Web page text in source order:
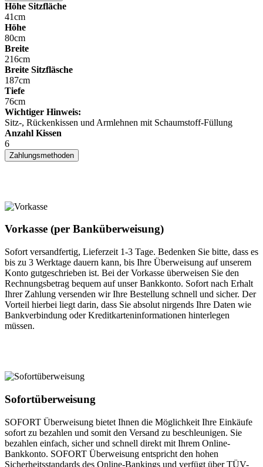
Höhe Sitzfläche
41cm
Höhe
80cm
Breite
216cm
Breite Sitzfläsche
187cm
Tiefe
76cm
Wichtiger Hinweis:
Sitz-, Rückenkissen und Armlehnen mit Schaumstoff-Füllung
Anzahl Kissen
6
Zahlungsmethoden
Vorkasse (per Banküberweisung)
Sofort versandfertig, Lieferzeit 1-3 Tage. Bedenken Sie bitte, dass es
bis zu 3 Werktage dauern kann, bis Ihre Überweisung auf unserem
Konto gutgeschrieben ist. Bei der Vorkasse überweisen Sie den
Rechnungsbetrag bequem auf unser Bankkonto. Sofort nach Erhalt
Ihrer Zahlung versenden wir Ihre Bestellung schnell und sicher. Der
Vorteil hierbei liegt darin, dass Sie absolut nirgends Ihre Daten wie
Bankverbindung oder Kreditkarteninformationen hinterlegen
müssen.
Sofortüberweisung
SOFORT Überweisung bietet Ihnen die Möglichkeit Ihre Einkäufe
sofort zu bezahlen und somit den Versand zu beschleunigen. Sie
bezahlen einfach, sicher und schnell direkt mit Ihrem Online-
Bankkonto. SOFORT Überweisung entspricht den hohen
Sicherheitsstandards des Online-Bankings und verfügt über TÜV-